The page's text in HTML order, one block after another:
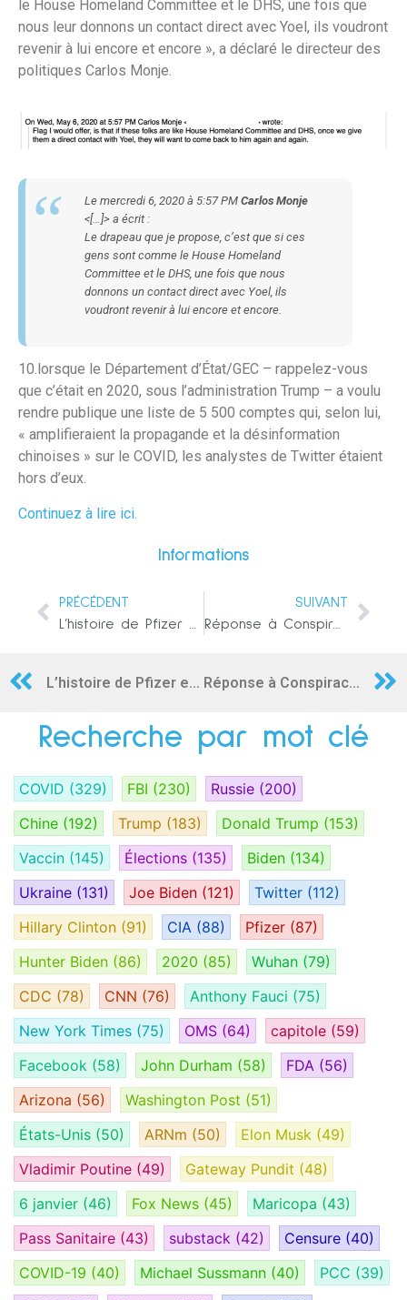
le House Homeland Committee et le DHS, une fois que
nous leur donnons un contact direct avec Yoel, ils voudront
revenir à lui encore et encore », a déclaré le directeur des
politiques Carlos Monje.
Le mercredi 6, 2020 à 5:57 PM Carlos Monje
<[…]> a écrit :
Le drapeau que je propose, c’est que si ces
gens sont comme le House Homeland
Committee et le DHS, une fois que nous
donnons un contact direct avec Yoel, ils
voudront revenir à lui encore et encore.
10.lorsque le Département d’État/GEC – rappelez-vous
que c’était en 2020, sous l’administration Trump – a voulu
rendre publique une liste de 5 500 comptes qui, selon lui,
« amplifieraient la propagande et la désinformation
chinoises » sur le COVID, les analystes de Twitter étaient
hors d’eux.
Continuez à lire ici.
Informations
PRÉCÉDENT
SUIVANT
Réponse à Conspiracy Watch et demande de rectification
L’histoire de Pfizer en matière de fraude, de corruption et d’utilisation d’enfants nigérians comme « cobayes humains » Réponse à Conspiracy Watch et demande de rectification
Recherche par mot clé
COVID (329) FBI (230) Russie (200)
Chine (192) Trump (183) Donald Trump (153)
Vaccin (145) Élections (135) Biden (134)
Ukraine (131) Joe Biden (121) Twitter (112)
Hillary Clinton (91) CIA (88) Pfizer (87)
Hunter Biden (86) 2020 (85) Wuhan (79)
CDC (78) CNN (76) Anthony Fauci (75)
New York Times (75) OMS (64) capitole (59)
Facebook (58) John Durham (58) FDA (56)
Arizona (56) Washington Post (51)
États-Unis (50) ARNm (50) Elon Musk (49)
Vladimir Poutine (49) Gateway Pundit (48)
6 janvier (46) Fox News (45) Maricopa (43)
Pass Sanitaire (43) substack (42) Censure (40)
COVID-19 (40) Michael Sussmann (40) PCC (39)